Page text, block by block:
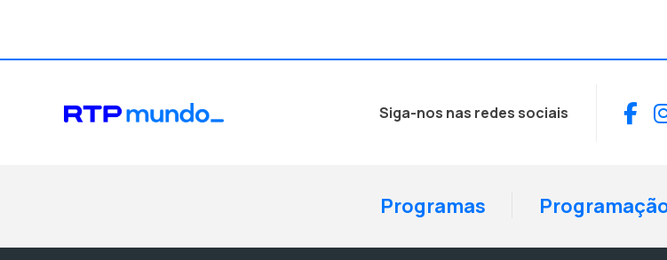
Siga-nos nas redes sociais
Programas